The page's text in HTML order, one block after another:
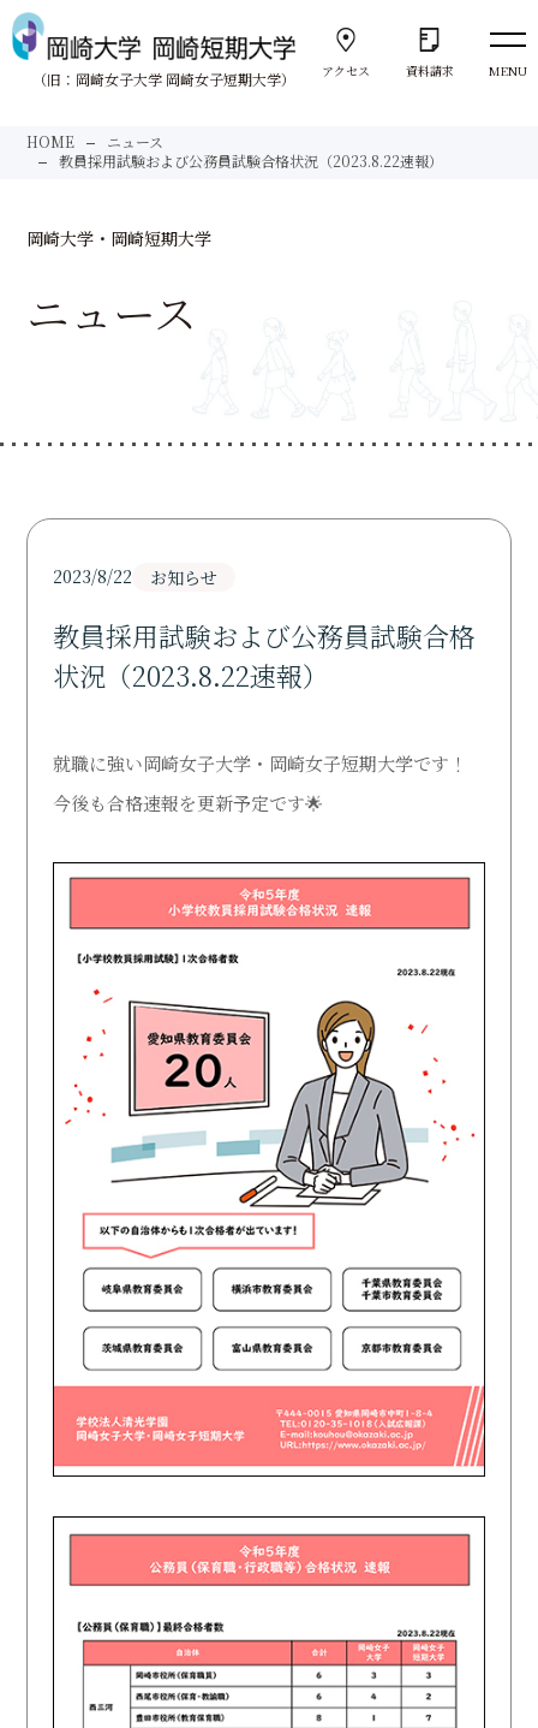
（旧：岡崎女子大学 岡崎女子短期大学） アクセス 資料請求 MENU
向きあう。
Face to Face
大学紹介
岡崎大学
Junior College
サポート体制
Support
研究活動
Research
図書館
オープンキャンパス
Open Campus
受験生の方
Admission
在学生の方
卒業生の方 地域・企業・園の方
HOME
ニュース
教員採用試験および公務員試験合格状況（2023.8.22速報）
岡崎大学・岡崎短期大学
ニュース
2023/8/22 お知らせ
教員採用試験および公務員試験合格
状況（2023.8.22速報）
就職に強い岡崎女子大学・岡崎女子短期大学です！
今後も合格速報を更新予定です🌟